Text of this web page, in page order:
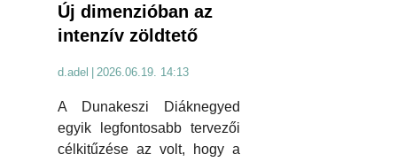
Új dimenzióban az
intenzív zöldtető
d.adel 2026.06.19. 14:13
A Dunakeszi Diáknegyed
egyik legfontosabb tervezői
célkitűzése az volt, hogy a